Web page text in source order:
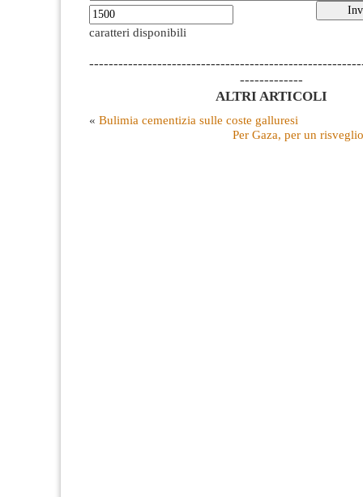
caratteri disponibili
-------------
ALTRI ARTICOLI
« Bulimia cementizia sulle coste galluresi
Per Gaza, per un